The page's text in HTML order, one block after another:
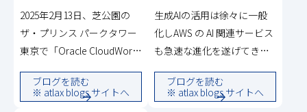
2025年2月13日、芝公園の
ザ・プリンス パークタワー
東京で「Oracle CloudWorld
Tour Tokyo」が開催されま
した。NRIはDiamondスポン
サーとして協賛し、「NRIデ
ブログを読む
※ atlax blogs サイトへ
生成AIの活用は徐々に一般
化しAWS の AI 関連サービス
も急速な進化を遂げてきま
した。その一つに、AIで考
えたことをタスクとして実
際に実行する「エージェン
ブログを読む
※ atlax blogs サイトへ